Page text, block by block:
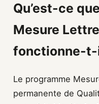
Qu’est-ce
Mesure
fonctionne-t-
Le programme
permanente de